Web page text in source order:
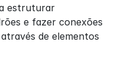
estruturar
e fazer conexões
de elementos